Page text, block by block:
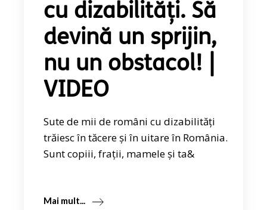
cu dizabilități. Să
devină un sprijin,
nu un obstacol! |
VIDEO
Sute de mii de români cu dizabilități
trăiesc în tăcere și în uitare în România.
Sunt copiii, frații, mamele și ta&
Mai mult...